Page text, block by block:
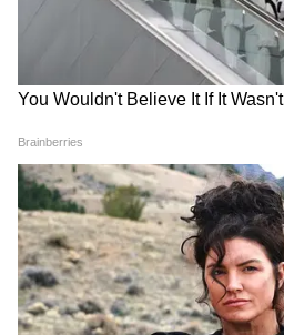
Image Credit :Asianet News
এবার জাঁকিয়ে পড়বে শীত!
আবহাওয়া দফতর।